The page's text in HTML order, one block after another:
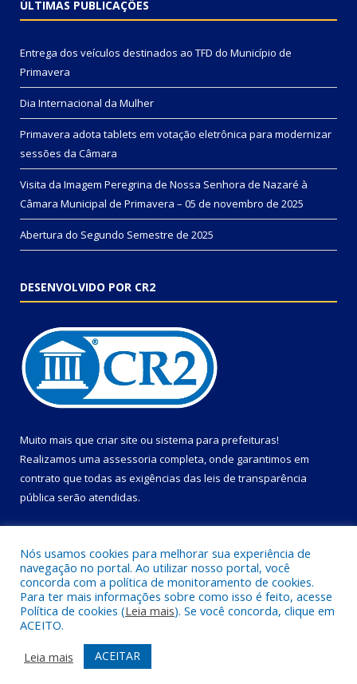
ÚLTIMAS PUBLICAÇÕES
Entrega dos veículos destinados ao TFD do Município de
Primavera
Dia Internacional da Mulher
Primavera adota tablets em votação eletrônica para modernizar
sessões da Câmara
Visita da Imagem Peregrina de Nossa Senhora de Nazaré à
Câmara Municipal de Primavera – 05 de novembro de 2025
Abertura do Segundo Semestre de 2025
DESENVOLVIDO POR CR2
Muito mais que criar site ou sistema para prefeituras!
Realizamos uma assessoria completa, onde garantimos em
contrato que todas as exigências das leis de transparência
pública serão atendidas.
Todos os direitos reservados a Câmara Municipal de Primavera.
Mapa do Site
Acessar Área Administrativa
Acessar Webmail
Nós usamos cookies para melhorar sua experiência de
navegação no portal. Ao utilizar nosso portal, você
concorda com a política de monitoramento de cookies.
Para ter mais informações sobre como isso é feito, acesse
Política de cookies (Leia mais). Se você concorda, clique em
ACEITO.
Leia mais
ACEITAR